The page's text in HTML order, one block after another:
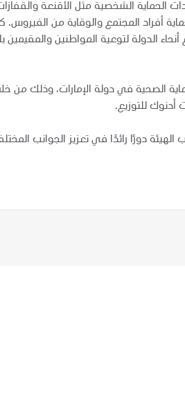
تحتوي على معدات الحماية الشخصية مثل الأقنعة
أفراد المجتمع والوقاية من
أنحاء الدولة لتوعية المواطنين والمقيمين
الصحية في دولة الإمارات، وذلك من
أدنوك للتوزيع.
الهلال الأحمر الإماراتي في عام 1983، وتلعب الهيئة دورًا رائدًا في